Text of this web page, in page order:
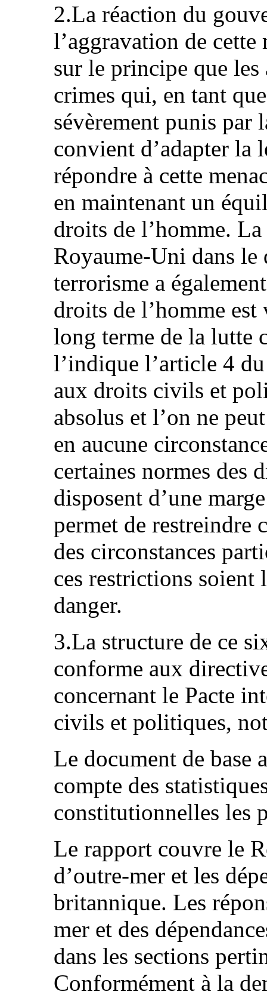
2.La réaction du
l’aggravation de cette
sur le principe que les
crimes qui, en tant
sévèrement punis
convient d’adapter la
répondre à cette
en maintenant un
droits de l’homme.
Royaume-Uni dans le
terrorisme a
droits de l’homme est
long terme de la lutte
l’indique l’article 4
aux droits civils et
absolus et l’on ne
en aucune
certaines normes des
disposent d’une
permet de restreindre
des circonstances
ces restrictions soient
danger.
3.La structure de ce
conforme aux
concernant le Pacte
civils et politiques,
Le document de base
compte des
constitutionnelles les
Le rapport couvre le
d’outre-mer et les
britannique. Les
mer et des
dans les sections
Conformément à la